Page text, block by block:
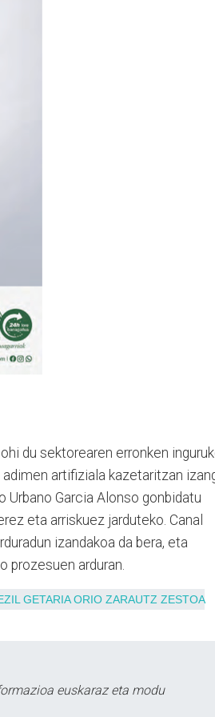
du sektorearen erronken
artifiziala kazetaritzan
Urbano Garcia Alonso gonbidatu
eta arriskuez jarduteko. Canal
izandakoa da bera, eta
prozesuen arduran.
GETARIA ORIO ZARAUTZ ZESTOA
euskaraz eta modu